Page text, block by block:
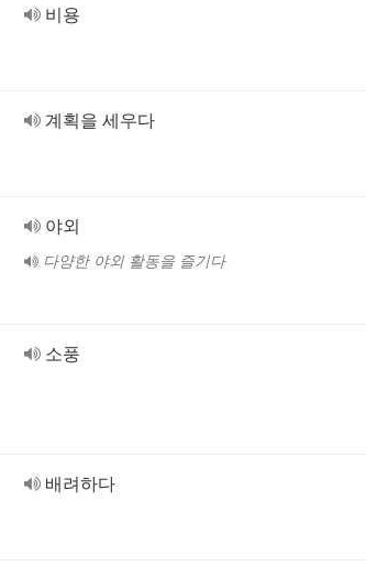
비용
계획을 세우다
야외
다양한 야외 활동을 즐기다
소풍
배려하다